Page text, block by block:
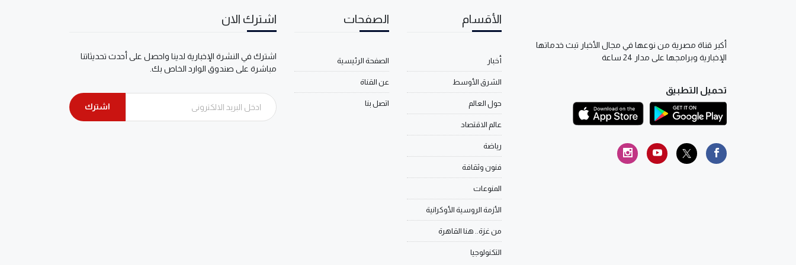
أكبر قناة مصرية من نوعها في مجال الأخبار تبث خدماتها
الإخبارية وبرامجها على مدار 24 ساعة
تحميل التطبيق
الأقسام
أخبار
الشرق الأوسط
حول العالم
عالم الاقتصاد
رياضة
فنون وثقافة
المنوعات
الأزمة الروسية الأوكرانية
من غزة.. هنا القاهرة
التكنولوجيا
الصفحات
الصفحة الرئيسية
عن القناة
اتصل بنا
اشترك الان
اشترك في النشرة الإخبارية لدينا واحصل على أحدث تحديثاتنا
مباشرة على صندوق الوارد الخاص بك.
اشترك